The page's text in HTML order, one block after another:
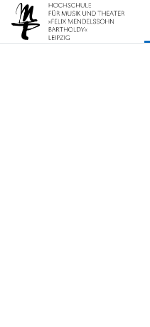
Zum Hauptinhalt